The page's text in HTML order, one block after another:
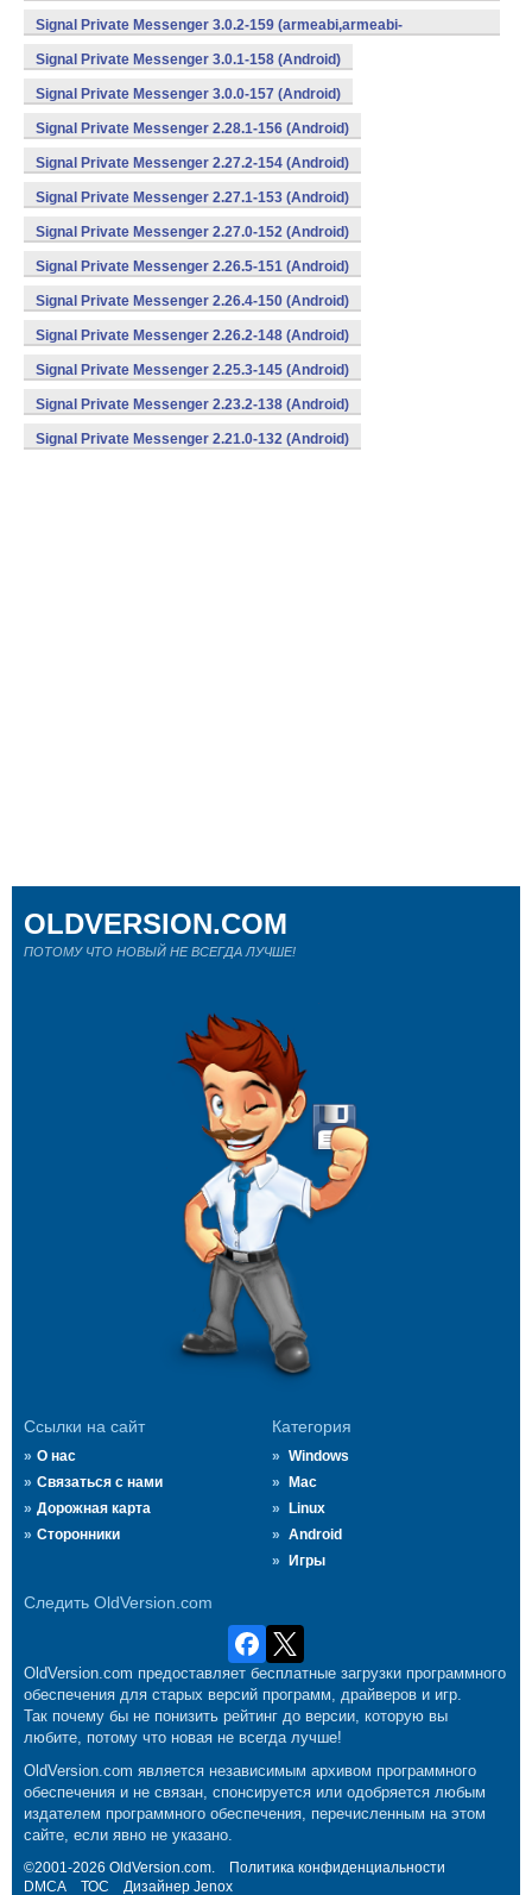
v7a,mips,x86) (Android)
Signal Private Messenger 3.0.2-159 (armeabi,armeabi-
v7a,mips,x86) (Android)
Signal Private Messenger 3.0.1-158 (Android)
Signal Private Messenger 3.0.0-157 (Android)
Signal Private Messenger 2.28.1-156 (Android)
Signal Private Messenger 2.27.2-154 (Android)
Signal Private Messenger 2.27.1-153 (Android)
Signal Private Messenger 2.27.0-152 (Android)
Signal Private Messenger 2.26.5-151 (Android)
Signal Private Messenger 2.26.4-150 (Android)
Signal Private Messenger 2.26.2-148 (Android)
Signal Private Messenger 2.25.3-145 (Android)
Signal Private Messenger 2.23.2-138 (Android)
Signal Private Messenger 2.21.0-132 (Android)
Ссылки на сайт
О нас
Связаться с нами
Дорожная карта
Сторонники
Категория
Windows
Mac
Linux
Android
Игры
Следить OldVersion.com
OLDVERSION.COM
ПОТОМУ ЧТО НОВЫЙ НЕ ВСЕГДА ЛУЧШЕ!
OldVersion.com предоставляет бесплатные загрузки программного
обеспечения для старых версий программ, драйверов и игр.
Так почему бы не понизить рейтинг до версии, которую вы
любите, потому что новая не всегда лучше!
OldVersion.com является независимым архивом программного
обеспечения и не связан, спонсируется или одобряется любым
издателем программного обеспечения, перечисленным на этом
сайте, если явно не указано.
©2001-2026 OldVersion.com.
Политика конфиденциальности
DMCA
ТОС Дизайнер Jenox